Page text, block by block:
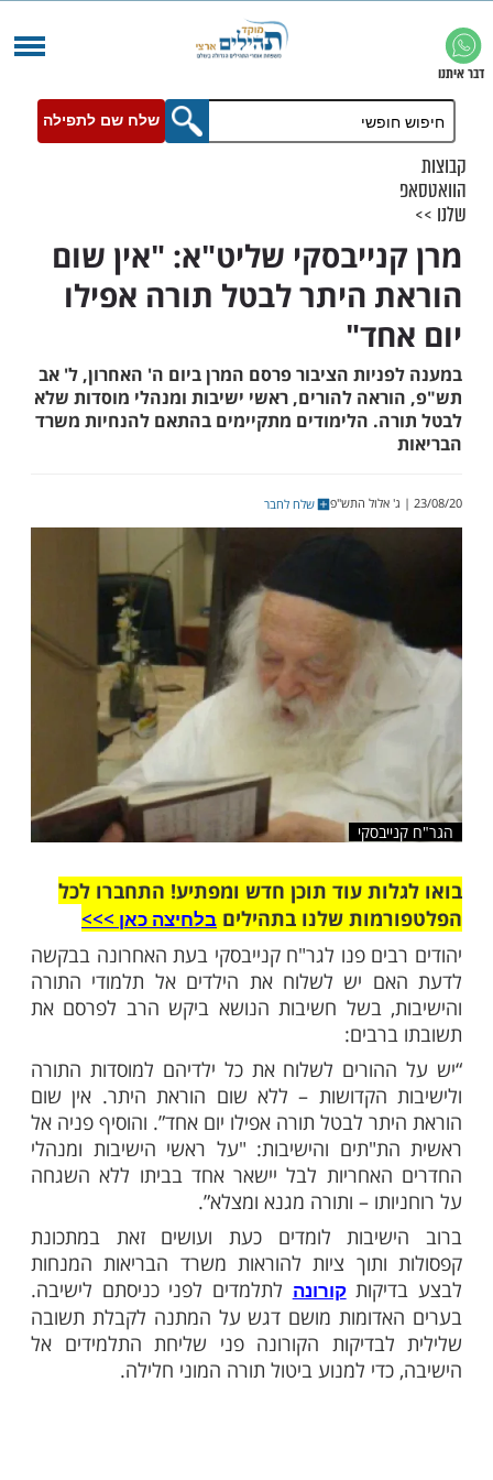
שלח שם לתפילה
שליט"א: "אין שום
היתר לבטל תורה אפילו
להורים, ראשי ישיבות ומנהלי מוסדות שלא
הלימודים מתקיימים בהתאם להנחיות משרד
שלח לחבר
עוד תוכן חדש ומפתיע! התחברו לכל
שלנו בתהיליםבלחיצה כאן >>>​
פנו לגר"ח קנייבסקי בעת האחרונה בבקשה
יש לשלוח את הילדים אל תלמודי התורה
בשל חשיבות הנושא ביקש הרב לפרסם את
לשלוח את כל ילדיהם למוסדות התורה
הקדושות – ללא שום הוראת היתר. אין שום